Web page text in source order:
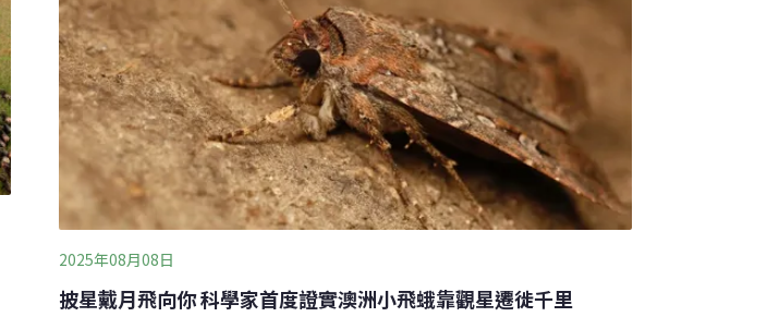
2025年08月08日
披星戴月飛向你 科學家首度證實澳洲小飛蛾靠觀星遷徙千里